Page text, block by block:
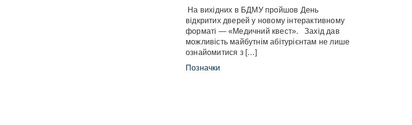
На вихідних в БДМУ пройшов День
відкритих дверей у новому інтерактивному
форматі — «Медичний квест». Захід дав
можливість майбутнім абітурієнтам не лише
ознайомитися з […]
Позначки